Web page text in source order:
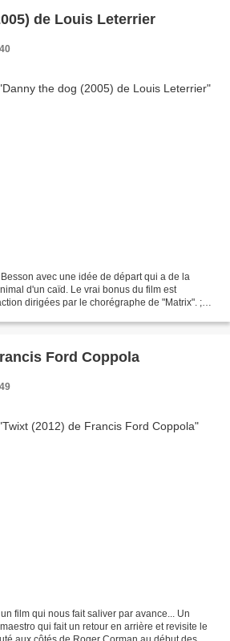
de Louis Leterrier
avec une idée de départ qui a de la
d'un caïd. Le vrai bonus du film est
dirigées par le chorégraphe de "Matrix". ;
Ford Coppola
film qui nous fait saliver par avance... Un
qui fait un retour en arrière et revisite le